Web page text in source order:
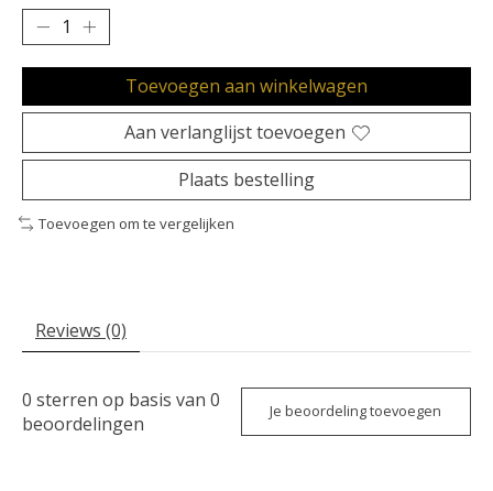
Toevoegen aan winkelwagen
Aan verlanglijst toevoegen
Plaats bestelling
Toevoegen om te vergelijken
Reviews (0)
0 sterren op basis van 0
beoordelingen
Je beoordeling toevoegen